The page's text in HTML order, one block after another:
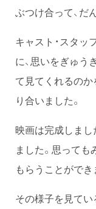
ぶつけ合って、だ
キャスト・スタッ
に、思いをぎゅう
て見てくれるの
り合いました。
映画は完成しま
ました。思っても
もらうことができ
その様子を見てい